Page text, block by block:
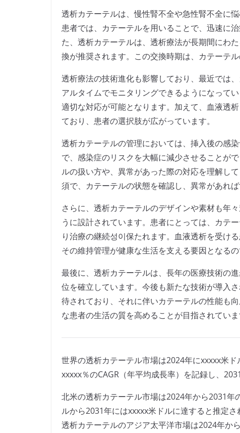
透析カテーテルは、慢性腎不全や急性腎不全に
患者では、カテーテルを用いることで、迅速に
た、透析カテーテルは、透析療法が長期間にわ
換が推奨されます。この交換時期は、カテーテ
透析療法の技術進化も影響しており、最近では
アルタイムでモニタリングできるようになって
適切な対応が可能となります。加えて、血液透
ており、患者の選択肢が広がっています。
透析カテーテルの管理においては、挿入後の感
で、感染症のリスクを大幅に減少させることが
ルの扱い方や、異常があった際の対応を理解し
須で、カテーテルの状態を確認し、異常があれ
さらに、透析カテーテルのデザインや素材も年
うに設計されています。患者にとっては、カテ
り治療の継続성이保たれます。血液透析を受け
その維持管理が健康な生活を支える要因となるの
最後に、透析カテーテルは、長年の医療技術の
位を確立しています。今後も新たな技術が導入
待されており、それに伴いカテーテルの性能も
な患者の生活の質を高めることが目指されていま
世界の透析カテーテル市場は2024年にxxxxx米
xxxxx％のCAGR（年平均成長率）を記録し、
北米の透析カテーテル市場は2024年から2031年
ルから2031年にはxxxxx米ドルに達すると推定さ
透析カテーテルのアジア太平洋市場は2024年か